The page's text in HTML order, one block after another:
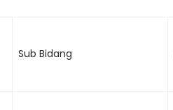
Sub Bidang